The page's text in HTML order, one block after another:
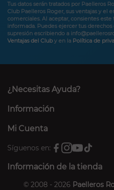
Tus datos serán tratados por Paelleros
Club Paelleros Roger, sus ventajas y el
comerciales. Al aceptar, consientes
informada. Puedes ejercer tus
supresión escribiendo a
Ventajas del Cluby en la Política de
¿Necesitas Ayuda?
Información
Mi Cuenta
Síguenos en:
Información de la tienda
© 2008 - 2026 Paelleros